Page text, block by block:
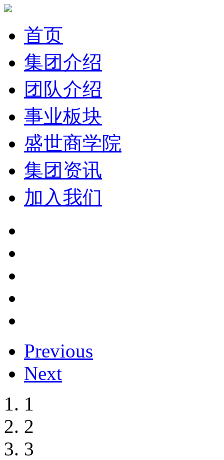
首页
集团介绍
团队介绍
事业板块
盛世商学院
集团资讯
加入我们
Previous
Next
1
2
3